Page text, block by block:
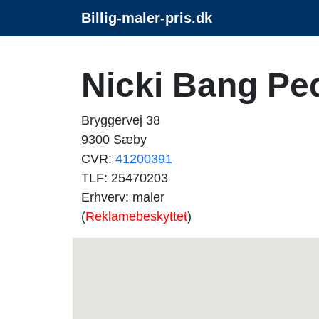
Billig-maler-pris.dk
Nicki Bang
Bryggervej 38
9300 Sæby
CVR: 41200391
TLF: 25470203
Erhverv: maler
(Reklamebeskyttet)